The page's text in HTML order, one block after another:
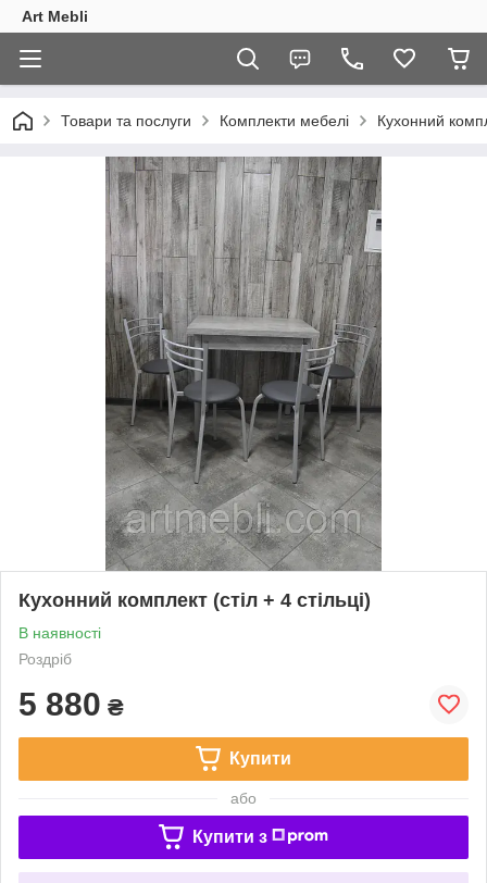
Art Mebli
Товари та послуги Комплекти мебелі Кухонний
Кухонний комплект (стіл + 4 стільці)
В наявності
Роздріб
5 880 ₴
Купити
або
Купити з